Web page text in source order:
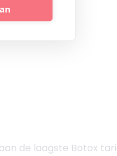
de laagste Botox